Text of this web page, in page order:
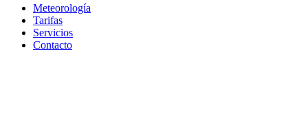
Meteorología
Tarifas
Servicios
Contacto